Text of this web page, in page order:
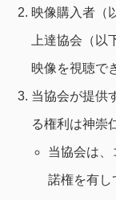
映像購入者（
上達協会（以
映像を視聴で
当協会が提供
る権利は神崇
当協会は
諾権を有し